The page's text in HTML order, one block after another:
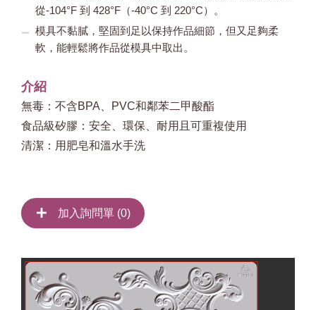
從-104°F 到 428°F（-40°C 到 220°C）。
模具不黏膩，堅固到足以保持作品細節，但又足夠柔
軟，能輕鬆將作品從模具中取出。
介紹
無毒：不含BPA、PVC和鄰苯二甲酸酯
食品級矽膠：安全、環保、耐用且可重複使用
清潔：用肥皂和溫水手洗
加入詢問單 (0)